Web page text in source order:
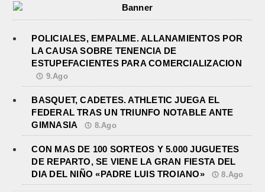
POLICIALES, EMPALME. ALLANAMIENTOS POR
LA CAUSA SOBRE TENENCIA DE
ESTUPEFACIENTES PARA COMERCIALIZACION
9.Ago
BASQUET, CADETES. ATHLETIC JUEGA EL
FEDERAL TRAS UN TRIUNFO NOTABLE ANTE
GIMNASIA
8.Ago
CON MAS DE 100 SORTEOS Y 5.000 JUGUETES
DE REPARTO, SE VIENE LA GRAN FIESTA DEL
DIA DEL NIÑO «PADRE LUIS TROIANO»
8.Ago